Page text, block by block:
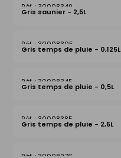
30008349
Gris saunier - 2,5L
30008305
Gris temps de pluie - 0,125L
30008345
Gris temps de pluie - 0,5L
30008385
Gris temps de pluie - 2,5L